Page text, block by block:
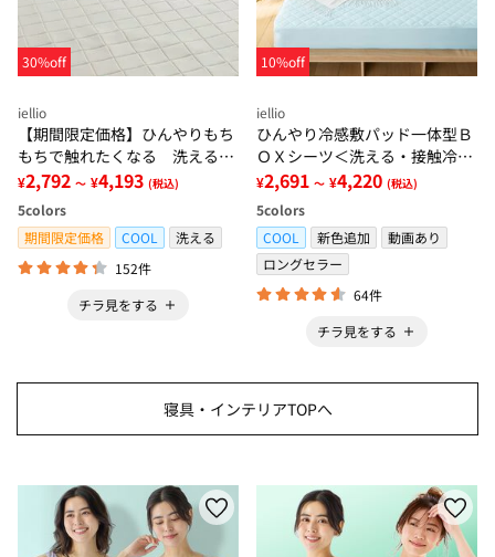
30%off
iellio
【期間限定価格】ひんやりもち
もちで触れたくなる 洗えるラ
グ＜低反発・滑りにくい・接触
冷感・防ダニ・カーペット＞
¥2,792 ～ ¥4,193 (税込)
5colors
期間限定価格
COOL
洗える
152件
チラ見をする
10%off
iellio
ひんやり冷感敷パッド一体型Ｂ
ＯＸシーツ＜洗える・接触冷
感・抗菌防臭・時短・家事楽・
ボックスシーツ・寝苦しさ対策
＞
¥2,691 ～ ¥4,220 (税込)
5colors
COOL
新色追加
動画あり
ロングセラー
64件
チラ見をする
寝具・インテリアTOPへ